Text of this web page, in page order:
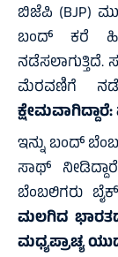
ಬಿಜೆಪಿ (BJP)
ಬಂದ್ ಕರೆ
ನಡೆಸಲಾಗುತ್ತಿದೆ.
ಮೆರವಣಿಗೆ
ಇನ್ನು ಬಂದ್
ಸಾಥ್
ಬೆಂಬಲಿಗರು
ಮಲಗಿದ
ಮಧ್ಯಪ್ರಾಚ್ಯ